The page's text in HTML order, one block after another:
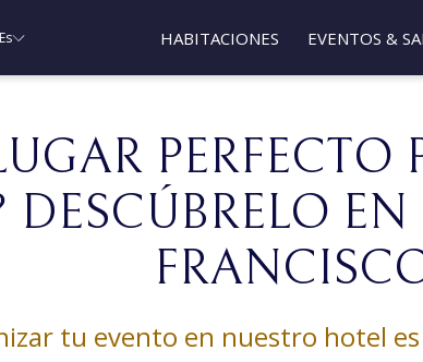
Es HABITACIONES EVENTOS &
tu evento en nuestro hotel es